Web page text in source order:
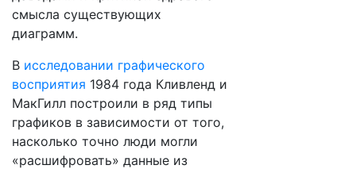
смысла существующих
диаграмм.
В исследовании графического
восприятия 1984 года Кливленд и
МакГилл построили в ряд типы
графиков в зависимости от того,
насколько точно люди могли
«расшифровать» данные из